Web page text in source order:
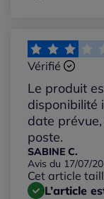
Vérifié
Le produit
disponibilité
date
poste.
SABINE C.
Avis du 17/07/
Cet article
L’article